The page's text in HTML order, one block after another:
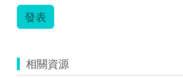
發表
相關資源